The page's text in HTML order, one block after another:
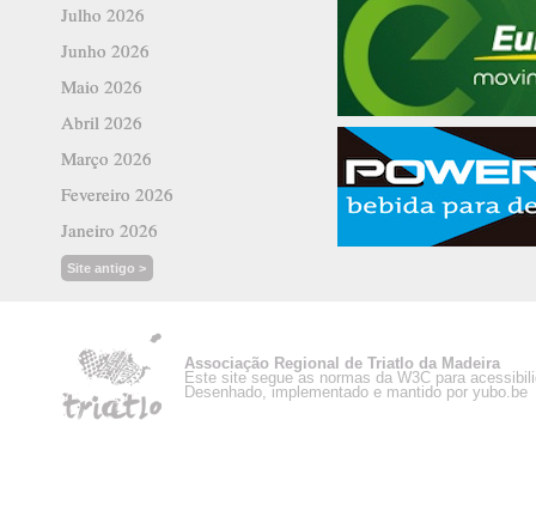
Julho 2026
Junho 2026
Maio 2026
Abril 2026
Março 2026
Fevereiro 2026
Janeiro 2026
Site antigo >
Associação Regional de Triatlo da Madeira
Este site segue as normas da W3C para
Desenhado, implementado e mantido por yubo.be